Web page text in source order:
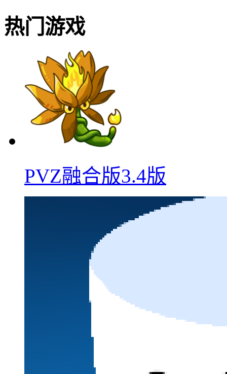
热门游戏
PVZ融合版3.4版